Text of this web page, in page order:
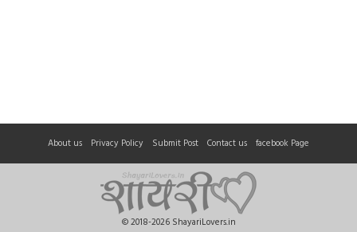
About us Privacy Policy Submit Post Contact us facebook Page
© 2018-2026 ShayariLovers.in